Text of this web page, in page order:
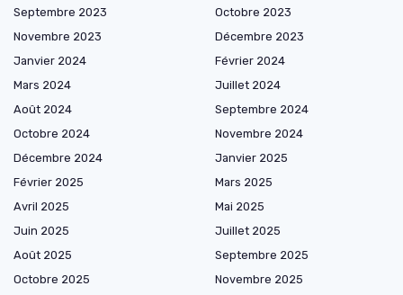
Septembre 2023
Octobre 2023
Novembre 2023
Décembre 2023
Janvier 2024
Février 2024
Mars 2024
Juillet 2024
Août 2024
Septembre 2024
Octobre 2024
Novembre 2024
Décembre 2024
Janvier 2025
Février 2025
Mars 2025
Avril 2025
Mai 2025
Juin 2025
Juillet 2025
Août 2025
Septembre 2025
Octobre 2025
Novembre 2025